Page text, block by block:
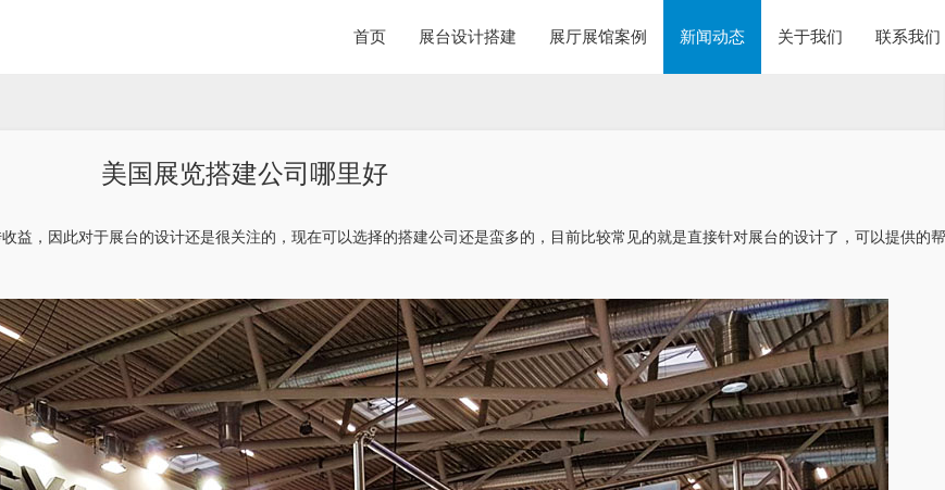
首页 展台设计搭建 展厅展馆案例 新闻动态 关于我们 联系我们
美国展览搭建公司哪里好
益，因此对于展台的设计还是很关注的，现在可以选择的搭建公司还是蛮多的，目前比较常见的就是直接针对展台的设计了，可以提供的